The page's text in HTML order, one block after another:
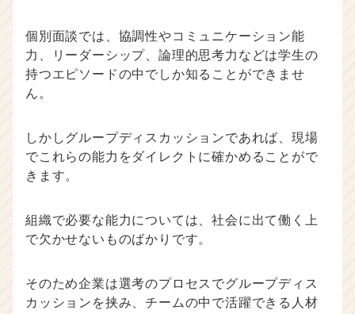
個別面談では、協調性やコミュニケーション能
力、リーダーシップ、論理的思考力などは学生の
持つエピソードの中でしか知ることができませ
ん。
しかしグループディスカッションであれば、現場
でこれらの能力をダイレクトに確かめることがで
きます。
組織で必要な能力については、社会に出て働く上
で欠かせないものばかりです。
そのため企業は選考のプロセスでグループディス
カッションを挟み、チームの中で活躍できる人材